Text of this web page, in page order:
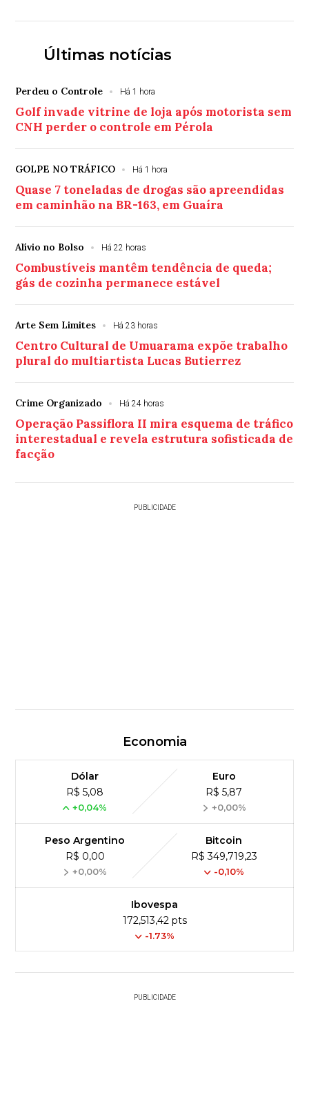
Últimas notícias
Perdeu o Controle Há 1 hora
Golf invade vitrine de loja após motorista sem
CNH perder o controle em Pérola
GOLPE NO TRÁFICO Há 1 hora
Quase 7 toneladas de drogas são apreendidas
em caminhão na BR-163, em Guaíra
Alívio no Bolso Há 22 horas
Combustíveis mantêm tendência de queda;
gás de cozinha permanece estável
Arte Sem Limites Há 23 horas
Centro Cultural de Umuarama expõe trabalho
plural do multiartista Lucas Butierrez
Crime Organizado Há 24 horas
Operação Passiflora II mira esquema de tráfico
interestadual e revela estrutura sofisticada de
facção
PUBLICIDADE
Economia
Dólar
R$ 5,08
+0,04%
Euro
R$ 5,87
+0,00%
Peso Argentino
R$ 0,00
+0,00%
Bitcoin
R$ 349,719,23
-0,10%
Ibovespa
172,513,42 pts
-1.73%
PUBLICIDADE